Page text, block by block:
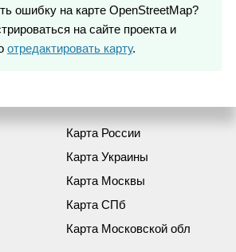
ошибку на карте OpenStreetMap?
на сайте проекта и
отредактировать карту.
Карта России
Карта Украины
Карта Москвы
Карта СПб
Карта Московской обл